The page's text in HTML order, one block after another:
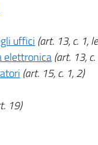
uffici (art. 13, c. 1,
elettronica(art. 13,
(art. 15, c. 1, 2)
19)